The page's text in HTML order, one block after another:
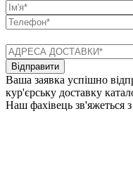
Відправити
Ваша заявка успішно
кур'єрську доставку
Наш фахівець зв'яжеться